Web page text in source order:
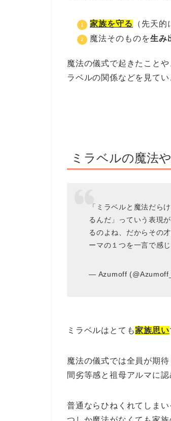
家族を守る
（先天
魔法そのものを生み
魔法の儀式で起きたこと
ラベルの関係などを見てい
ミラベルの魔法
「ミラベルと魔法だら
るんだ」っていう表現
るのよね、だからその
ーマの１つを一言で感
— Azumoff
ミラベルはとても家族思い
魔法の儀式では全員が期
間劣等感と祖母アルマに
普通ならひねくれてしま